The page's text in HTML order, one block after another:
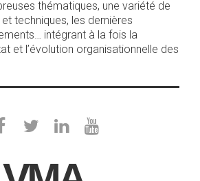
thématiques, une variété de
techniques, les dernières
intégrant à la fois la
et l’évolution organisationnelle des